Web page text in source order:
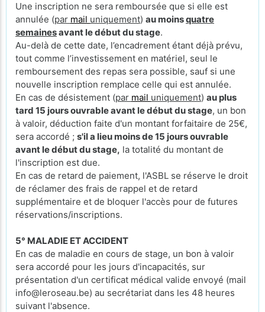
Une inscription ne sera remboursée que si elle est
annulée (par mail uniquement) au moinsquatre
semainesavant le début du stage.
Au-delà de cette date, l’encadrement étant déjà prévu,
tout comme l’investissement en matériel, seul le
remboursement des repas sera possible, sauf si une
nouvelle inscription remplace celle qui est annulée.
En cas de désistement (par mail uniquement) au plus
tard 15 jours ouvrable avant le début du stage, un bon
à valoir, déduction faite d'un montant forfaitaire de 25€,
sera accordé ; s'il a lieu moins de 15 jours ouvrable
avant le début du stage, la totalité du montant de
l'inscription est due.
En cas de retard de paiement, l'ASBL se réserve le droit
de réclamer des frais de rappel et de retard
supplémentaire et de bloquer l'accès pour de futures
réservations/inscriptions.
5° MALADIE ET ACCIDENT
En cas de maladie en cours de stage, un bon à valoir
sera accordé pour les jours d'incapacités, sur
présentation d'un certificat médical valide envoyé (mail
info@leroseau.be) au secrétariat dans les 48 heures
suivant l'absence.